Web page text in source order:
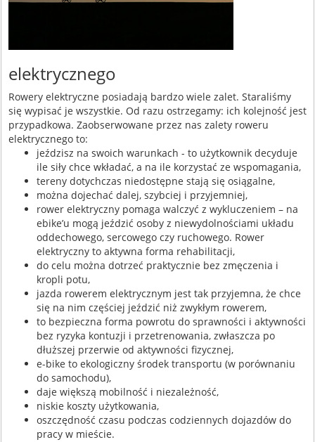
elektrycznego
Rowery elektryczne posiadają bardzo wiele zalet. Staraliśmy
się wypisać je wszystkie. Od razu ostrzegamy: ich kolejność jest
przypadkowa. Zaobserwowane przez nas zalety roweru
elektrycznego to:
jeździsz na swoich warunkach - to użytkownik decyduje
ile siły chce wkładać, a na ile korzystać ze wspomagania,
tereny dotychczas niedostępne stają się osiągalne,
można dojechać dalej, szybciej i przyjemniej,
rower elektryczny pomaga walczyć z wykluczeniem – na
ebike’u mogą jeździć osoby z niewydolnościami układu
oddechowego, sercowego czy ruchowego. Rower
elektryczny to aktywna forma rehabilitacji,
do celu można dotrzeć praktycznie bez zmęczenia i
kropli potu,
jazda rowerem elektrycznym jest tak przyjemna, że chce
się na nim częściej jeździć niż zwykłym rowerem,
to bezpieczna forma powrotu do sprawności i aktywności
bez ryzyka kontuzji i przetrenowania, zwłaszcza po
dłuższej przerwie od aktywności fizycznej,
e-bike to ekologiczny środek transportu (w porównaniu
do samochodu),
daje większą mobilność i niezależność,
niskie koszty użytkowania,
oszczędność czasu podczas codziennych dojazdów do
pracy w mieście.